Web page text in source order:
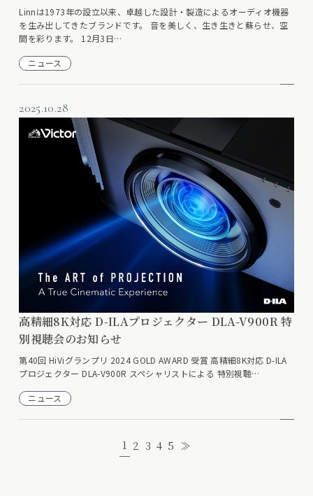
Linnは1973年の設立以来、卓越した設計・製造によるオーディオ機器
を生み出してきたブランドです。 音を美しく、生き生きと蘇らせ、空
間を彩ります。 12月3日…
ニュース
2025.10.28
高精細8K対応 D-ILAプロジェクター DLA-V900R 特
別視聴会のお知らせ
第40回 HiViグランプリ 2024 GOLD AWARD 受賞 高精細8K対応 D-ILA
プロジェクター DLA-V900R スペシャリストによる 特別視聴…
ニュース
1 2 3 4 5 ≫